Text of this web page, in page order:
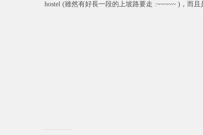
hostel (雖然有好長一段的上坡路要走 :~~~~~ )，而